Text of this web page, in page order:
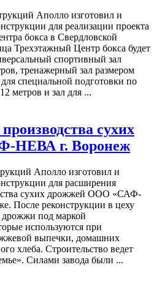
Аполло изготовил и
для реализации проекта
бокса в Свердловской
Трехэтажный Центр бокса будет
спортивный зал
тренажерный зал размером
специальной подготовки по
метров и зал для ...
сухих
НЕВА г. Воронеж
Аполло изготовил и
для расширения
сухих дрожжей ООО «САФ-
После реконструкции в цеху
дрожжи под маркой
используются при
выпечки, домашних
хлеба. Строительство ведет
Силами завода были ...